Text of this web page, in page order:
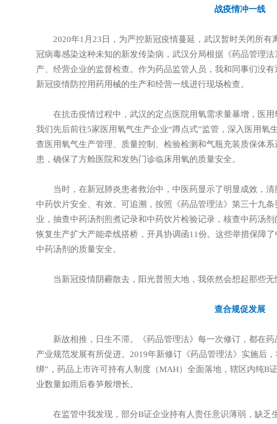
战疫情冲一线
2020年1月23日，为严控新冠疫情蔓延，武汉暂时关闭所有
冠病毒感染这种未知的新发传染病，武汉分局根据《药品管理
产、经营企业的监督检查。作为药品监管人员，我和同事们没
新冠疫情防控用药用械的生产和经营一线进行现场检查。
在抗击疫情过程中，武汉的定点医院用氧需求量暴增，医用
我们先后前往5家医用氧气生产企业“蹲点式”监管，深入医用氧
查医用氧气生产管理、质量控制、检验检测和气瓶充装质保体
患，确保了方舱医院和发热门诊临床用氧的质量安全。
当时，在新冠肺炎患者救治中，中医药显示了明显成效，
中药饮片安全、有效、可追溯，按照《药品管理法》第三十九
业，抽查中药汤剂煎煮记录和中药饮片检验记录，核查中药汤
恢复生产扩大产能牵线搭桥，开具协调函11份。这些举措保障
中药汤剂的质量安全。
当新冠疫情阴霾散去，阳光普照大地，我依然会想起那些无
查合规促发展
新故相推，日生不滞。《药品管理法》每一次修订，都在
产业规范发展有所促进。2019年新修订《药品管理法》实施后
绑”，药品上市许可持有人制度（MAH）全面落地，辖区内纯B
业数量如雨后春笋般增长。
在监管中我发现，部分B证企业持有人责任意识薄弱，缺乏